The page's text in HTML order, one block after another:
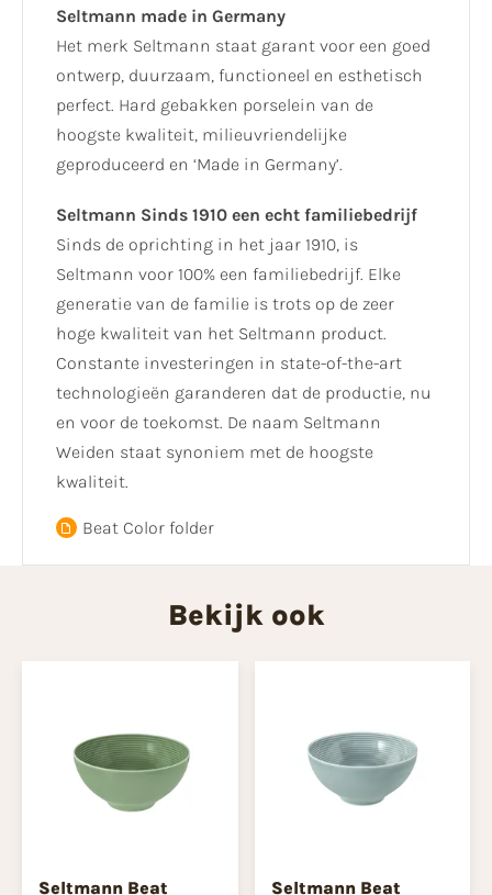
Seltmann made in Germany
Het merk Seltmann staat garant voor een goed
ontwerp, duurzaam, functioneel en esthetisch
perfect. Hard gebakken porselein van de
hoogste kwaliteit, milieuvriendelijke
geproduceerd en ‘Made in Germany’.
Seltmann Sinds 1910 een echt familiebedrijf
Sinds de oprichting in het jaar 1910, is
Seltmann voor 100% een familiebedrijf. Elke
generatie van de familie is trots op de zeer
hoge kwaliteit van het Seltmann product.
Constante investeringen in state-of-the-art
technologieën garanderen dat de productie, nu
en voor de toekomst. De naam Seltmann
Weiden staat synoniem met de hoogste
kwaliteit.
Beat Color folder
Bekijk ook
Seltmann Beat Seltmann Beat